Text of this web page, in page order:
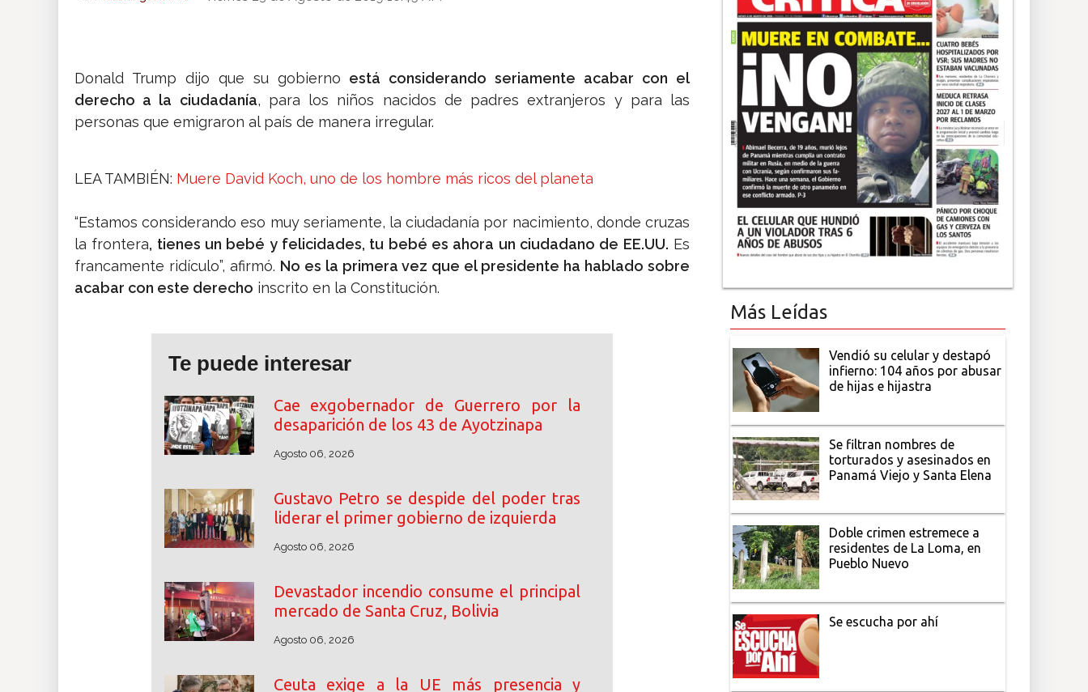
Donald Trump dijo que su gobierno está considerando seriamente acabar con el
derecho a la ciudadanía, para los niños nacidos de padres extranjeros y para las
personas que emigraron al país de manera irregular.
LEA TAMBIÉN: Muere David Koch, uno de los hombre más ricos del planeta
“Estamos considerando eso muy seriamente, la ciudadanía por nacimiento, donde cruzas
la frontera, tienes un bebé y felicidades, tu bebé es ahora un ciudadano de EE.UU. Es
francamente ridículo”, afirmó. No es la primera vez que el presidente ha hablado sobre
acabar con este derecho inscrito en la Constitución.
Te puede interesar
Cae exgobernador de Guerrero por la
desaparición de los 43 de Ayotzinapa
Agosto 06, 2026
Gustavo Petro se despide del poder tras
liderar el primer gobierno de izquierda
Agosto 06, 2026
Devastador incendio consume el principal
mercado de Santa Cruz, Bolivia
Agosto 06, 2026
Ceuta exige a la UE más presencia y
Más Leídas
Vendió su celular y destapó
infierno: 104 años por abusar
de hijas e hijastra
Se filtran nombres de
torturados y asesinados en
Panamá Viejo y Santa Elena
Doble crimen estremece a
residentes de La Loma, en
Pueblo Nuevo
Se escucha por ahí